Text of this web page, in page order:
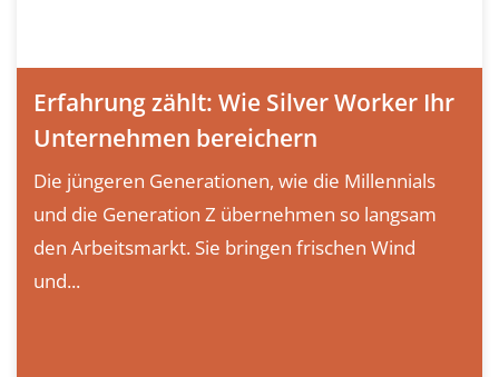
Erfahrung zählt: Wie Silver Worker Ihr
Unternehmen bereichern
Die jüngeren Generationen, wie die Millennials
und die Generation Z übernehmen so langsam
den Arbeitsmarkt. Sie bringen frischen Wind
und...